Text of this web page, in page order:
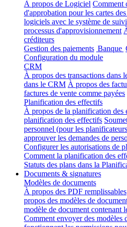
À propos de Logiciel Comment
d'approbation pour les cartes
logiciels avec le système de
processus d'approvisionnement
créditeurs
Gestion des paiements Banque
Configuration du module
CRM
À propos des transactions dans
dans le CRM À propos des
factures de vente comme payées
Planification des effectifs
À propos de la planification des
planification des effectifs
personnel (pour les
approuver les demandes de
Configurer les autorisations de
Comment la planification des
Statuts des plans dans la
Documents & signatures
Modèles de documents
À propos des PDF remplissables
propos des modèles de
modèle de document contenant
Comment envoyer des modèles